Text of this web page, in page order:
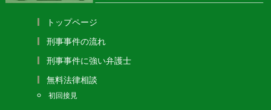
トップページ
刑事事件の流れ
刑事事件に強い弁護士
無料法律相談
初回接見